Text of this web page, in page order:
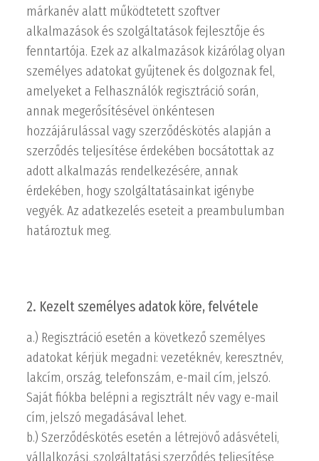
márkanév alatt működtetett szoftver
alkalmazások és szolgáltatások fejlesztője és
fenntartója. Ezek az alkalmazások kizárólag olyan
személyes adatokat gyűjtenek és dolgoznak fel,
amelyeket a Felhasználók regisztráció során,
annak megerősítésével önkéntesen
hozzájárulással vagy szerződéskötés alapján a
szerződés teljesítése érdekében bocsátottak az
adott alkalmazás rendelkezésére, annak
érdekében, hogy szolgáltatásainkat igénybe
vegyék. Az adatkezelés eseteit a preambulumban
határoztuk meg.
2. Kezelt személyes adatok köre, felvétele
a.) Regisztráció esetén a következő személyes
adatokat kérjük megadni: vezetéknév, keresztnév,
lakcím, ország, telefonszám, e-mail cím, jelszó.
Saját fiókba belépni a regisztrált név vagy e-mail
cím, jelszó megadásával lehet.
b.) Szerződéskötés esetén a létrejövő adásvételi,
vállalkozási, szolgáltatási szerződés teljesítése